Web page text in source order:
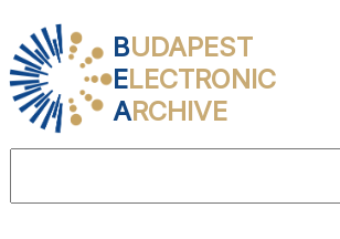
BUDAPEST
ELECTRONIC
ARCHIVE